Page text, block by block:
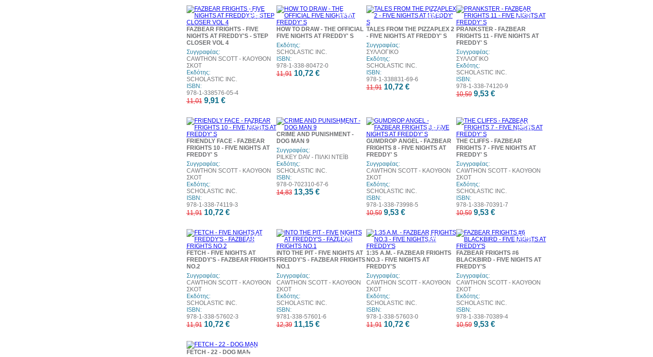
10%
έκπτωση
FAZBEAR FRIGHTS - FIVE
NIGHTS AT FREDDY'S - STEP
CLOSER VOL 4
Συγγραφέας:
CAWTHON SCOTT - ΚΑΟΥΘΟΝ
ΣΚΟΤ
Εκδότης:
SCHOLASTIC INC.
ISBN:
978-1-338576-05-4
11,01 9,91 €
10%
έκπτωση
HOW TO DRAW - THE OFFICIAL
FIVE NIGHTS AT FREDDY' S
Εκδότης:
SCHOLASTIC INC.
ISBN:
978-1-338-80472-0
11,91 10,72 €
10%
έκπτωση
TALES FROM THE PIZZAPLEX 2
- FIVE NIGHTS AT FREDDY' S
Συγγραφέας:
ΣΥΛΛΟΓΙΚΟ
Εκδότης:
SCHOLASTIC INC.
ISBN:
978-1-338831-69-6
11,91 10,72 €
10%
έκπτωση
PRANKSTER - FAZBEAR
FRIGHTS 11 - FIVE NIGHTS AT
FREDDY' S
Συγγραφέας:
ΣΥΛΛΟΓΙΚΟ
Εκδότης:
SCHOLASTIC INC.
ISBN:
978-1-338-74120-9
10,59 9,53 €
10%
έκπτωση
FRIENDLY FACE - FAZBEAR
FRIGHTS 10 - FIVE NIGHTS AT
FREDDY' S
Συγγραφέας:
CAWTHON SCOTT - ΚΑΟΥΘΟΝ
ΣΚΟΤ
Εκδότης:
SCHOLASTIC INC.
ISBN:
978-1-338-74119-3
11,91 10,72 €
10%
CRIME AND PUNISHMENT -
DOG MAN 9
Συγγραφέας:
PILKEY DAV - ΠΙΛΚΙ ΝΤΕΪΒ
Εκδότης:
SCHOLASTIC INC.
ISBN:
978-0-702310-67-6
14,83 13,35 €
10%
έκπτωση
GUMDROP ANGEL - FAZBEAR
FRIGHTS 8 - FIVE NIGHTS AT
FREDDY' S
Συγγραφέας:
CAWTHON SCOTT - ΚΑΟΥΘΟΝ
ΣΚΟΤ
Εκδότης:
SCHOLASTIC INC.
ISBN:
978-1-338-73998-5
10,59 9,53 €
10%
έκπτωση
THE CLIFFS - FAZBEAR
FRIGHTS 7 - FIVE NIGHTS AT
FREDDY' S
Συγγραφέας:
CAWTHON SCOTT - ΚΑΟΥΘΟΝ
ΣΚΟΤ
Εκδότης:
SCHOLASTIC INC.
ISBN:
978-1-338-70391-7
10,59 9,53 €
10%
έκπτωση
FETCH - FIVE NIGHTS AT
FREDDY'S - FAZBEAR FRIGHTS
NO.2
Συγγραφέας:
CAWTHON SCOTT - ΚΑΟΥΘΟΝ
ΣΚΟΤ
Εκδότης:
SCHOLASTIC INC.
ISBN:
978-1-338-57602-3
11,91 10,72 €
10%
έκπτωση
INTO THE PIT - FIVE NIGHTS AT
FREDDY'S - FAZBEAR FRIGHTS
NO.1
Συγγραφέας:
CAWTHON SCOTT - ΚΑΟΥΘΟΝ
ΣΚΟΤ
Εκδότης:
SCHOLASTIC INC.
ISBN:
9781-338-57601-6
12,39 11,15 €
10%
έκπτωση
1:35 A.M. - FAZBEAR FRIGHTS
NO.3 - FIVE NIGHTS AT
FREDDY'S
Συγγραφέας:
CAWTHON SCOTT - ΚΑΟΥΘΟΝ
ΣΚΟΤ
Εκδότης:
SCHOLASTIC INC.
ISBN:
978-1-338-57603-0
11,91 10,72 €
10%
έκπτωση
FAZBEAR FRIGHTS #6
BLACKBIRD - FIVE NIGHTS AT
FREDDY'S
Συγγραφέας:
CAWTHON SCOTT - ΚΑΟΥΘΟΝ
ΣΚΟΤ
Εκδότης:
SCHOLASTIC INC.
ISBN:
978-1-338-70389-4
10,59 9,53 €
10%
έκπτωση
FETCH - 22 - DOG MAN